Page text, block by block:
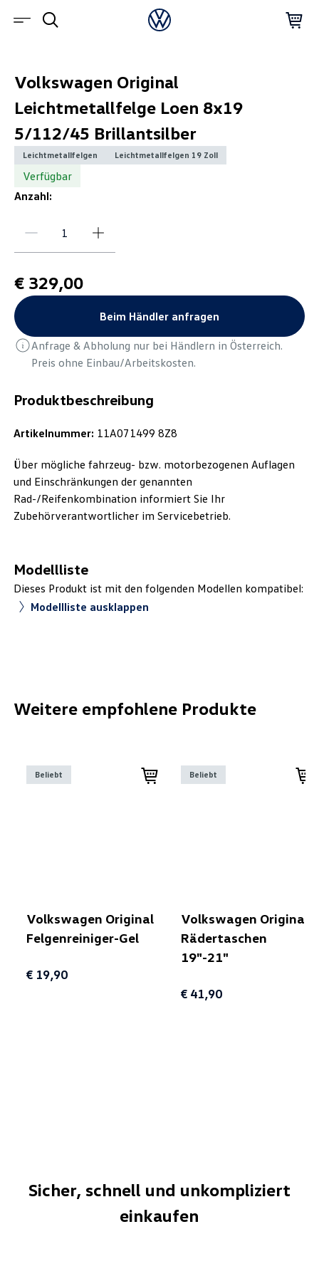
Produktbeschreibung
Artikelnummer: 11A071499 8Z8
Über mögliche fahrzeug- bzw. motorbezogenen Auflagen
und Einschränkungen der genannten
Rad-/Reifenkombination informiert Sie Ihr
Zubehörverantwortlicher im Servicebetrieb.
Modellliste
Dieses Produkt ist mit den folgenden Modellen kompatibel:
Modellliste ausklappen
Volkswagen Original
Leichtmetallfelge Loen 8x19
5/112/45 Brillantsilber
Leichtmetallfelgen Leichtmetallfelgen 19 Zoll
Verfügbar
Anzahl:
€ 329,00
Beim Händler anfragen
Anfrage & Abholung nur bei Händlern in Österreich.
Preis ohne Einbau/Arbeitskosten.
Weitere empfohlene Produkte
Beliebt
Volkswagen Original
Felgenreiniger-Gel
€ 19,90
Beliebt
Volkswagen Original
Rädertaschen
19"-21"
€ 41,90
Sicher, schnell und unkompliziert
einkaufen